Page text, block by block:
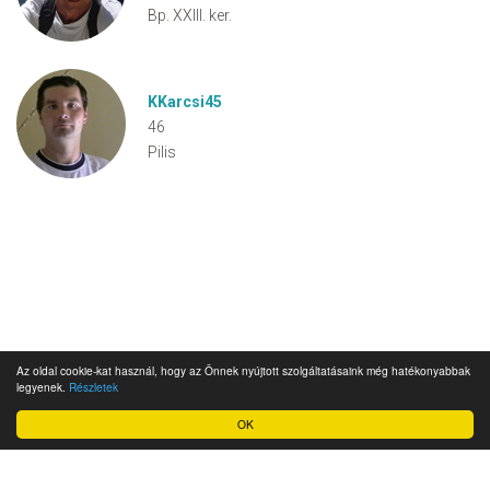
OK
Az oldal cookie-kat használ, hogy az Önnek nyújtott szolgáltatásaink még hatékonyabbak
legyenek. Részletek
Bp. XXIII. ker.
KKarcsi45
46
Pilis